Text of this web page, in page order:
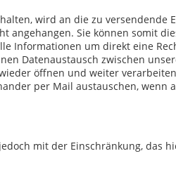
wird an die zu versendende
angehangen. Sie können somit
Informationen um direkt eine
Datenaustausch zwischen
öffnen und weiter
per Mail austauschen, wenn
mit der Einschränkung, das